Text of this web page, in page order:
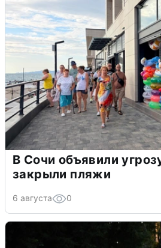
В Сочи объявили
закрыли пляжи
6 августа 0